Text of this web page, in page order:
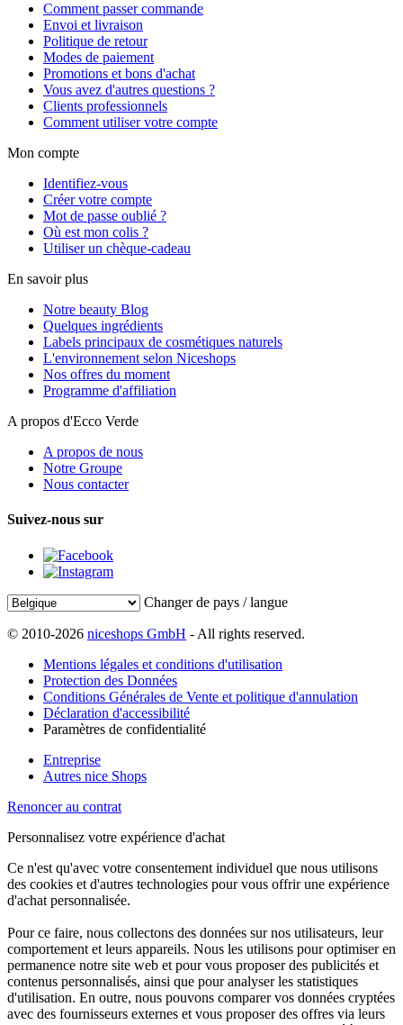
Comment passer commande
Envoi et livraison
Politique de retour
Modes de paiement
Promotions et bons d'achat
Vous avez d'autres questions ?
Clients professionnels
Comment utiliser votre compte
Mon compte
Identifiez-vous
Créer votre compte
Mot de passe oublié ?
Où est mon colis ?
Utiliser un chèque-cadeau
En savoir plus
Notre beauty Blog
Quelques ingrédients
Labels principaux de cosmétiques naturels
L'environnement selon Niceshops
Nos offres du moment
Programme d'affiliation
A propos d'Ecco Verde
A propos de nous
Notre Groupe
Nous contacter
Suivez-nous sur
Changer de pays / langue
© 2010-2026 niceshops GmbH - All rights reserved.
Mentions légales et conditions d'utilisation
Protection des Données
Conditions Générales de Vente et politique d'annulation
Déclaration d'accessibilité
Paramètres de confidentialité
Entreprise
Autres nice Shops
Renoncer au contrat
Personnalisez votre expérience d'achat
Ce n'est qu'avec votre consentement individuel que nous utilisons
des cookies et d'autres technologies pour vous offrir une expérience
d'achat personnalisée.
Pour ce faire, nous collectons des données sur nos utilisateurs, leur
comportement et leurs appareils. Nous les utilisons pour optimiser en
permanence notre site web et pour vous proposer des publicités et
contenus personnalisés, ainsi que pour analyser les statistiques
d'utilisation. En outre, nous pouvons comparer vos données cryptées
avec des fournisseurs externes et vous proposer des offres via leurs